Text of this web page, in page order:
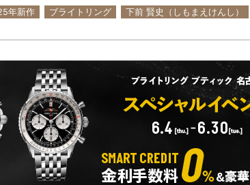
年新作 ブライトリング 下前 賢史（しもまえけんし）